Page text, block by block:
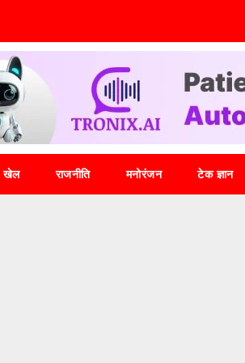
खेल राजनीति मनोरंजन टेक ज्ञान